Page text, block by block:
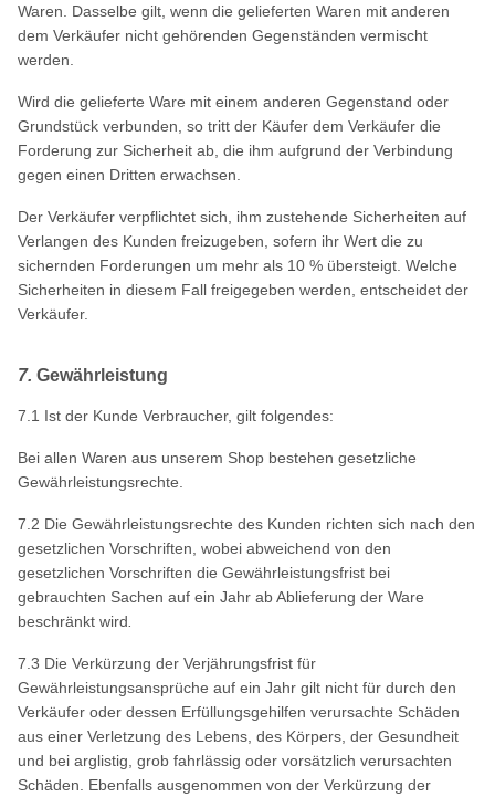
Waren. Dasselbe gilt, wenn die gelieferten Waren mit anderen
dem Verkäufer nicht gehörenden Gegenständen vermischt
werden.
Wird die gelieferte Ware mit einem anderen Gegenstand oder
Grundstück verbunden, so tritt der Käufer dem Verkäufer die
Forderung zur Sicherheit ab, die ihm aufgrund der Verbindung
gegen einen Dritten erwachsen.
Der Verkäufer verpflichtet sich, ihm zustehende Sicherheiten auf
Verlangen des Kunden freizugeben, sofern ihr Wert die zu
sichernden Forderungen um mehr als 10 % übersteigt. Welche
Sicherheiten in diesem Fall freigegeben werden, entscheidet der
Verkäufer.
7. Gewährleistung
7.1 Ist der Kunde Verbraucher, gilt folgendes:
Bei allen Waren aus unserem Shop bestehen gesetzliche
Gewährleistungsrechte.
7.2 Die Gewährleistungsrechte des Kunden richten sich nach den
gesetzlichen Vorschriften, wobei abweichend von den
gesetzlichen Vorschriften die Gewährleistungsfrist bei
gebrauchten Sachen auf ein Jahr ab Ablieferung der Ware
beschränkt wird
7.3 Die Verkürzung der Verjährungsfrist für
Gewährleistungsansprüche auf ein Jahr gilt nicht für durch den
Verkäufer oder dessen Erfüllungsgehilfen verursachte Schäden
aus einer Verletzung des Lebens, des Körpers, der Gesundheit
und bei arglistig, grob fahrlässig oder vorsätzlich verursachten
Schäden. Ebenfalls ausgenommen von der Verkürzung der